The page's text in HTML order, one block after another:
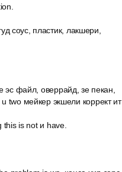
соус, пластик, лакшери,
файл, оверрайд, зе пекан,
two мейкер экшели коррект ит
is not и have.